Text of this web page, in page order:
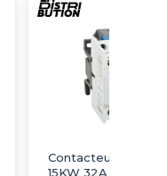
Contacteur tripolaire
15KW 32A -